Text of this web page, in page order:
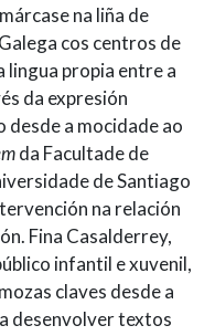
na liña de
cos centros de
lingua propia entre a
da expresión
a mocidade ao
da Facultade de
de Santiago
na relación
Fina Casalderrey,
infantil e xuvenil,
claves desde a
desenvolver textos